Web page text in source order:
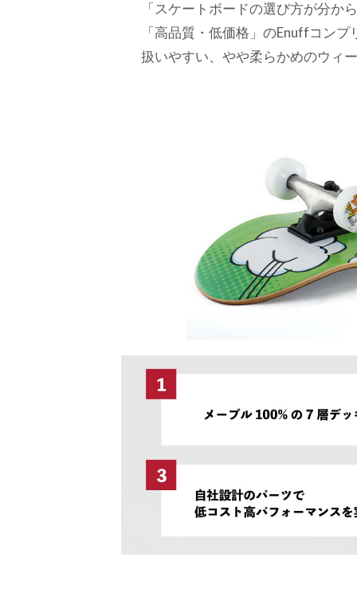
「スケートボードの選び方が分
「高品質・低価格」のEnuffコン
扱いやすい、やや柔らかめのウィ